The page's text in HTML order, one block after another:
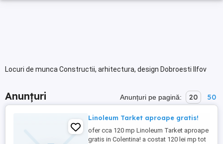
Locuri de munca Constructii, arhitectura, design Dobroesti Ilfov
Anunțuri Anunțuri pe pagină: 20 50
Linoleum Tarket aproape gratis!
ofer cca 120 mp Linoleum Tarket aproape
gratis in Colentina! a costat 120 lei mp tot